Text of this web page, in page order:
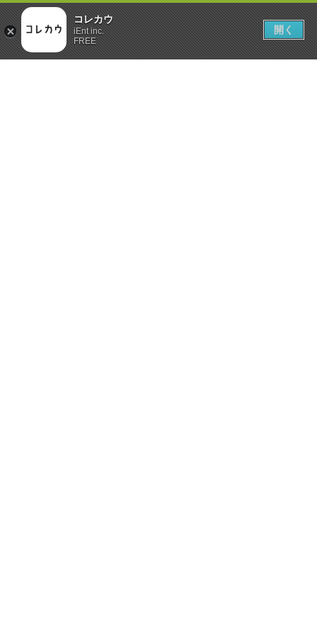
コレカウ
iEnt inc.
FREE
開く